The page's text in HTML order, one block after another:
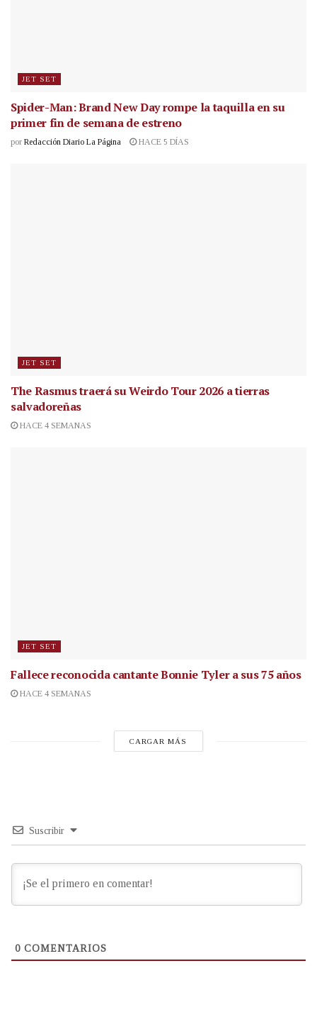
JET SET
Spider-Man: Brand New Day rompe la taquilla en su
primer fin de semana de estreno
por Redacción Diario La Página HACE 5 DÍAS
JET SET
The Rasmus traerá su Weirdo Tour 2026 a tierras
salvadoreñas
HACE 4 SEMANAS
JET SET
Fallece reconocida cantanteBonnie Tyler a sus 75 años
HACE 4 SEMANAS
CARGAR MÁS
Suscribir
0 COMENTARIOS